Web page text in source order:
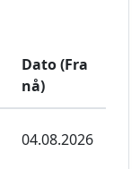
Dato (Fra
nå)
04.08.2026